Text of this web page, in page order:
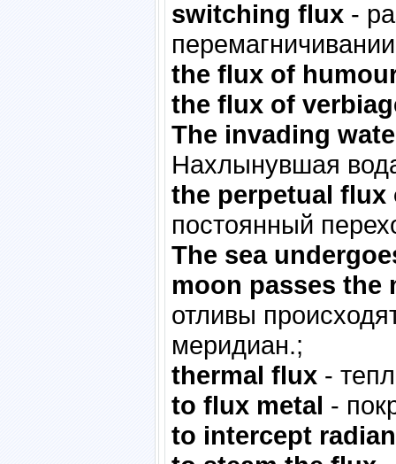
switching flux -
the flux of
the flux of
The invading
Нахлынувшая
the perpetual
постоянный
The sea
moon passes the
отливы
меридиан.;
thermal flux -
to flux metal -
to intercept